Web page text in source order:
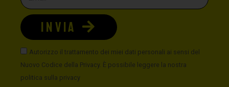
Autorizzo il trattamento dei miei dati personali ai sensi del
Nuovo Codice della Privacy. È possibile leggere la nostra
politica sulla privacy
INVIA